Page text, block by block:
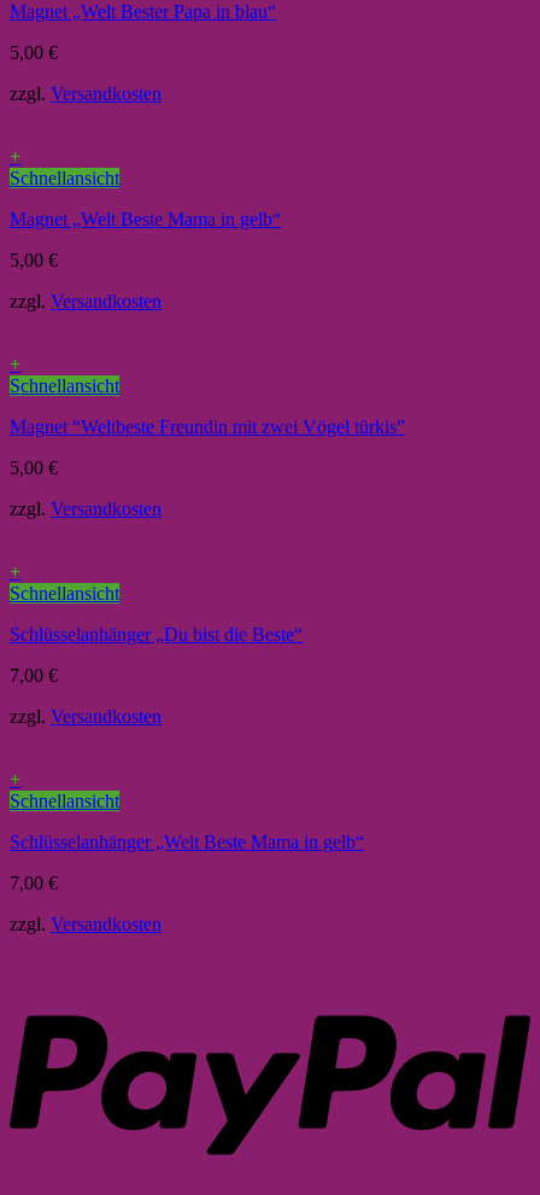
Magnet „Welt Bester Papa in blau“
5,00 €
zzgl. Versandkosten
+
Schnellansicht
Magnet „Welt Beste Mama in gelb“
5,00 €
zzgl. Versandkosten
+
Schnellansicht
Magnet “Weltbeste Freundin mit zwei Vögel türkis”
5,00 €
zzgl. Versandkosten
+
Schnellansicht
Schlüsselanhänger „Du bist die Beste“
7,00 €
zzgl. Versandkosten
+
Schnellansicht
Schlüsselanhänger „Welt Beste Mama in gelb“
7,00 €
zzgl. Versandkosten